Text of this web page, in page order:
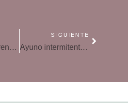
Las mejores prendas para vestir a tu bebé en pleno invierno
SIGUIENTE
Ayuno intermitente durante la lactancia (¿es recomendable?)